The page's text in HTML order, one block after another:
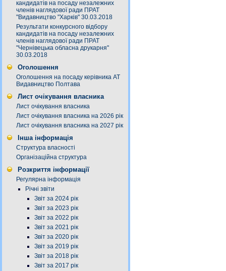
кандидатів на посаду незалежних
членів наглядової ради ПРАТ
"Видавництво "Харків" 30.03.2018
Результати конкурсного відбору
кандидатів на посаду незалежних
членів наглядової ради ПРАТ
"Чернівецька обласна друкарня"
30.03.2018
Оголошення
Оголошення на посаду керівника АТ
Видавництво Полтава
Лист очікування власника
Лист очікування власника
Лист очікування власника на 2026 рік
Лист очікування власника на 2027 рік
Інша інформація
Структура власності
Організаційна структура
Розкриття інформації
Регулярна інформація
Річні звіти
Звіт за 2024 рік
Звіт за 2023 рік
Звіт за 2022 рік
Звіт за 2021 рік
Звіт за 2020 рік
Звіт за 2019 рік
Звіт за 2018 рік
Звіт за 2017 рік